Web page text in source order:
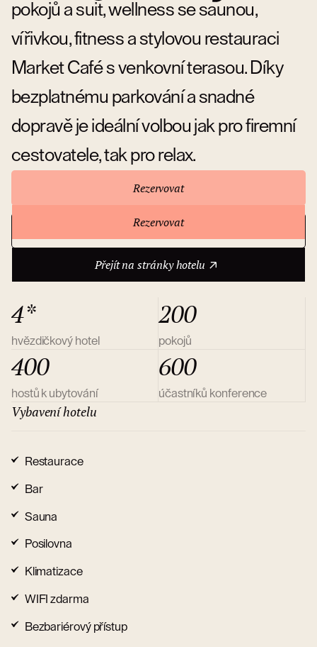
pokojů a suit, wellness se saunou,
vířivkou, fitness a stylovou restauraci
Market Café s venkovní terasou. Díky
bezplatnému parkování a snadné
dopravě je ideální volbou jak pro firemní
cestovatele, tak pro relax.
Rezervovat
Rezervovat
Přejít na stránky hotelu
Přejít na stránky hotelu
4*
hvězdičkový hotel
200
pokojů
400
hostů k ubytování
600
účastníků konference
Vybavení hotelu
Restaurace
Bar
Sauna
Posilovna
Klimatizace
WIFI zdarma
Bezbariérový přístup